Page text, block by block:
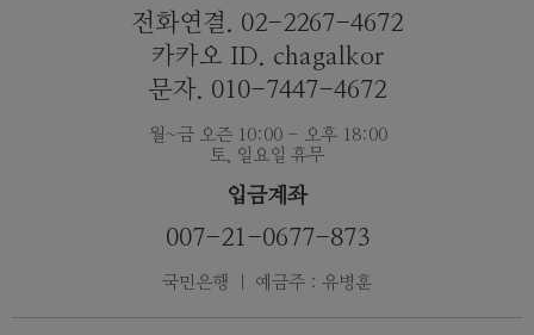
전화연결. 02-2267-4672
카카오 ID. chagalkor
문자. 010-7447-4672
월~금 오즌 10:00 - 오후 18:00
토, 일요일 휴무
입금계좌
007-21-0677-873
국민은행 ｜ 예금주 : 유병훈